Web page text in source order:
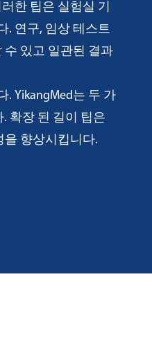
한 팁은 실험실 기
. 연구, 임상 테스트
수 있고 일관된 결과
. YikangMed는 두 가
확장 된 길이 팁은
을 향상시킵니다.